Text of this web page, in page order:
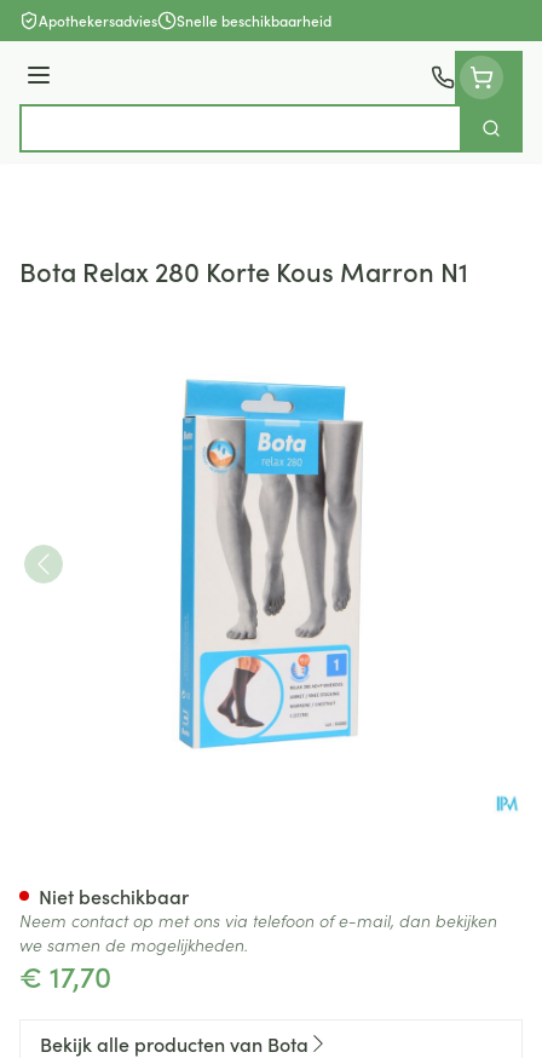
Ga naar de inhoud
Apothekersadvies Snelle beschikbaarheid
Menu
Zoek
Bota Relax 280 Korte Kous Marron N1
€ 17,70
Niet beschikbaar
Neem contact op met ons via telefoon of e-mail, dan bekijken
we samen de mogelijkheden.
Bekijk alle producten van Bota